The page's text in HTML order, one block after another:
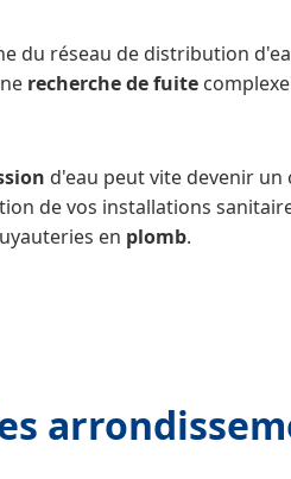
du réseau de distribution
recherche de fuite
d'eau peut vite devenir
de vos installations
en plomb.